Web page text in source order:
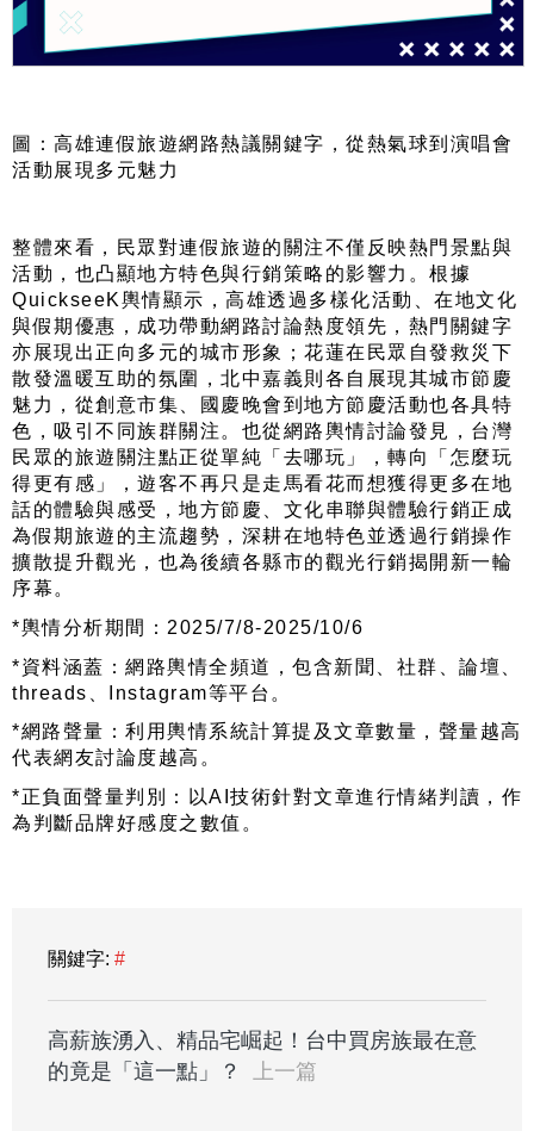
圖：高雄連假旅遊網路熱議關鍵字，從熱氣球到演唱會
活動展現多元魅力
整體來看，民眾對連假旅遊的關注不僅反映熱門景點與
活動，也凸顯地方特色與行銷策略的影響力。根據
QuickseeK輿情顯示，高雄透過多樣化活動、在地文化
與假期優惠，成功帶動網路討論熱度領先，熱門關鍵字
亦展現出正向多元的城市形象；花蓮在民眾自發救災下
散發溫暖互助的氛圍，北中嘉義則各自展現其城市節慶
魅力，從創意市集、國慶晚會到地方節慶活動也各具特
色，吸引不同族群關注。也從網路輿情討論發見，台灣
民眾的旅遊關注點正從單純「去哪玩」，轉向「怎麼玩
得更有感」，遊客不再只是走馬看花而想獲得更多在地
話的體驗與感受，地方節慶、文化串聯與體驗行銷正成
為假期旅遊的主流趨勢，深耕在地特色並透過行銷操作
擴散提升觀光，也為後續各縣市的觀光行銷揭開新一輪
序幕。
*輿情分析期間：2025/7/8-2025/10/6
*資料涵蓋：網路輿情全頻道，包含新聞、社群、論壇、
threads、Instagram等平台。
*網路聲量：利用輿情系統計算提及文章數量，聲量越高
代表網友討論度越高。
*正負面聲量判別：以AI技術針對文章進行情緒判讀，作
為判斷品牌好感度之數值。
關鍵字: #
高薪族湧入、精品宅崛起！台中買房族最在意
的竟是「這一點」？
上一篇